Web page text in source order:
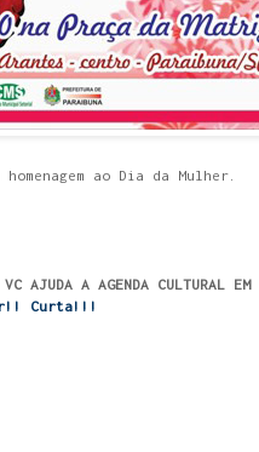
ao Dia da Mulher.
AJUDA A AGENDA CULTURAL EM
Curta!!!